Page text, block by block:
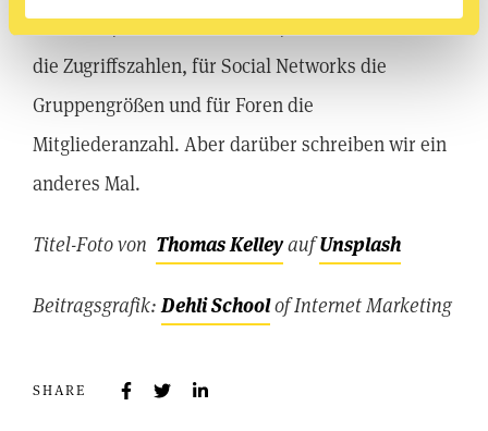
SHARE
Facebook, die Followerzahlen, im Video-Bereich
die Zugriffszahlen, für Social Networks die
Gruppengrößen und für Foren die
Mitgliederanzahl. Aber darüber schreiben wir ein
anderes Mal.
Titel-Foto von Thomas KelleyaufUnsplash
Beitragsgrafik:Dehli Schoolof Internet Marketing